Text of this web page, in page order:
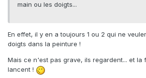
main ou les doigts...
En effet, il y en a toujours 1 ou 2 qui ne
doigts dans la peinture !
Mais ce n'est pas grave, ils regardent... et la
lancent !